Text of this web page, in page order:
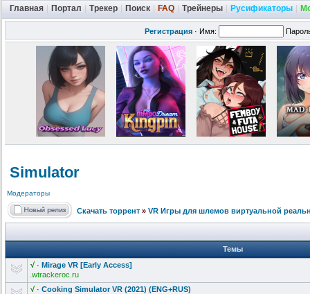
Главная Портал Трекер Поиск FAQ Трейнеры Русификаторы
Регистрация · Имя:
Simulator
Модераторы
Скачать торрент » VR Игры для шлемов виртуальной
Темы
√ · Mirage VR [Early Access]
.wtrackeroc.ru
√ · Cooking Simulator VR (2021) (ENG+RUS)